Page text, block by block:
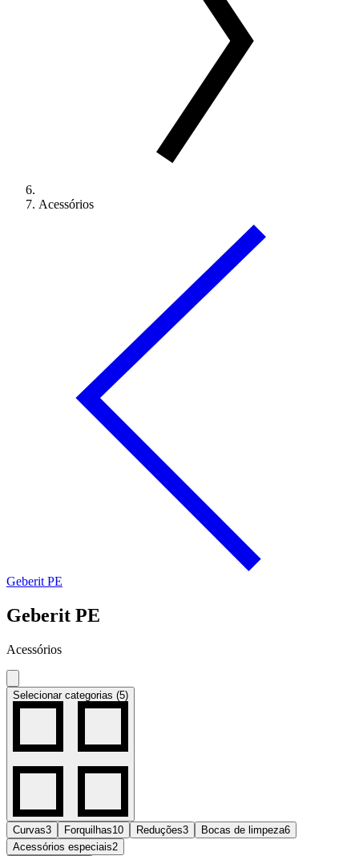
Acessórios
Geberit PE
Geberit PE
Acessórios
Selecionar categorias (5)
Curvas3 Forquilhas10 Reduções3 Bocas de limpeza6
Acessórios especiais2